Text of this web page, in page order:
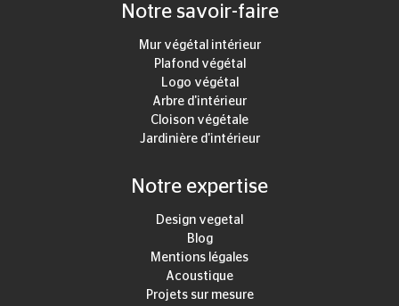
Notre savoir-faire
Mur végétal intérieur
Plafond végétal
Logo végétal
Arbre d'intérieur
Cloison végétale
Jardinière d'intérieur
Notre expertise
Design vegetal
Blog
Mentions légales
Acoustique
Projets sur mesure